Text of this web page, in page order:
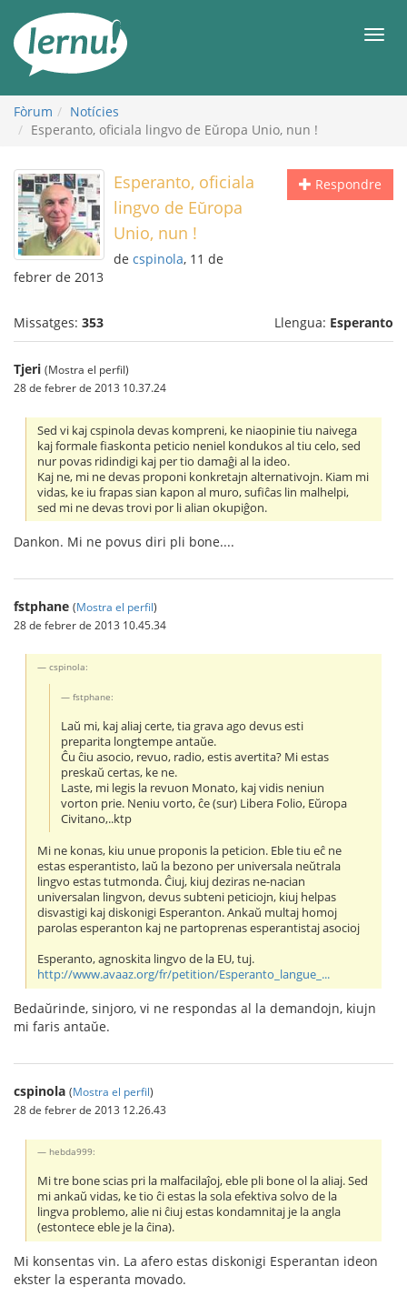
contingut
Fòrum
Notícies
Esperanto, oficiala lingvo de Eŭropa Unio, nun !
Respondre
Esperanto, oficiala
lingvo de Eŭropa
Unio, nun !
de cspinola, 11 de
febrer de 2013
Missatges: 353 Llengua: Esperanto
Tjeri (Mostra el perfil)
28 de febrer de 2013 10.37.24
Sed vi kaj cspinola devas kompreni, ke niaopinie tiu naivega
kaj formale fiaskonta peticio neniel kondukos al tiu celo, sed
nur povas ridindigi kaj per tio damaĝi al la ideo.
Kaj ne, mi ne devas proponi konkretajn alternativojn. Kiam mi
vidas, ke iu frapas sian kapon al muro, sufiĉas lin malhelpi,
sed mi ne devas trovi por li alian okupiĝon.
Dankon. Mi ne povus diri pli bone....
fstphane (Mostra el perfil)
28 de febrer de 2013 10.45.34
cspinola:
fstphane:
Laŭ mi, kaj aliaj certe, tia grava ago devus esti
preparita longtempe antaŭe.
Ĉu ĉiu asocio, revuo, radio, estis avertita? Mi estas
preskaŭ certas, ke ne.
Laste, mi legis la revuon Monato, kaj vidis neniun
vorton prie. Neniu vorto, ĉe (sur) Libera Folio, Eŭropa
Civitano,..ktp
Mi ne konas, kiu unue proponis la peticion. Eble tiu eĉ ne
estas esperantisto, laŭ la bezono per universala neŭtrala
lingvo estas tutmonda. Ĉiuj, kiuj deziras ne-nacian
universalan lingvon, devus subteni peticiojn, kiuj helpas
disvastigi kaj diskonigi Esperanton. Ankaŭ multaj homoj
parolas esperanton kaj ne partoprenas esperantistaj asocioj
Esperanto, agnoskita lingvo de la EU, tuj.
http://www.avaaz.org/fr/petition/Esperanto_langue_...
Bedaŭrinde, sinjoro, vi ne respondas al la demandojn, kiujn
mi faris antaŭe.
cspinola (Mostra el perfil)
28 de febrer de 2013 12.26.43
hebda999:
Mi tre bone scias pri la malfacilaĵoj, eble pli bone ol la aliaj. Sed
mi ankaŭ vidas, ke tio ĉi estas la sola efektiva solvo de la
lingva problemo, alie ni ĉiuj estas kondamnitaj je la angla
(estontece eble je la ĉina).
Mi konsentas vin. La afero estas diskonigi Esperantan ideon
ekster la esperanta movado.